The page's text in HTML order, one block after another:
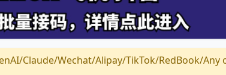
Claude/Wechat/Alipay/TikTok/RedBook/Any